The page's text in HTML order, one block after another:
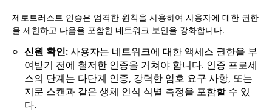
제로트러스트 인증은 엄격한 원칙을 사용하여 사용자에 대한 권한
을 제한하고 다음을 포함한 네트워크 보안을 강화합니다.
신원 확인:사용자는 네트워크에 대한 액세스 권한을 부
여받기 전에 철저한 인증을 거쳐야 합니다. 인증 프로세
스의 단계는 다단계 인증, 강력한 암호 요구 사항, 또는
지문 스캔과 같은 생체 인식 식별 측정을 포함할 수 있
다.